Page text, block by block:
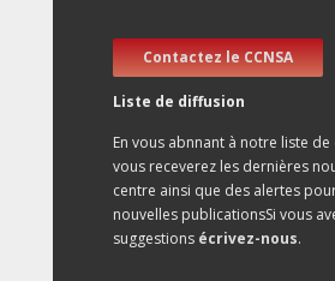
Contactez le CCNSA
Liste de diffusion
En vous abnnant à notre liste
vous receverez les dernières
centre ainsi que des alertes
nouvelles publicationsSi vous
suggestions écrivez-nous.